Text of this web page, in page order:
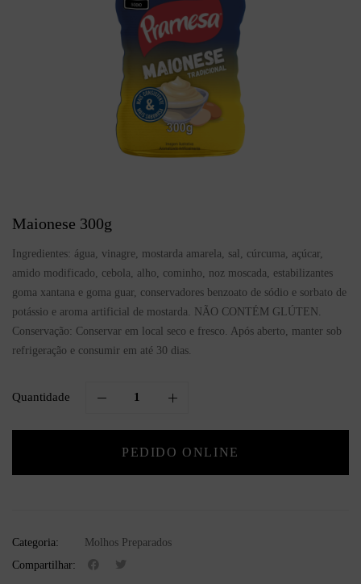
Maionese 300g
Ingredientes: água, vinagre, mostarda amarela, sal, cúrcuma, açúcar,
amido modificado, cebola, alho, cominho, noz moscada, estabilizantes
goma xantana e goma guar, conservadores benzoato de sódio e sorbato de
potássio e aroma artificial de mostarda. NÃO CONTÉM GLÚTEN.
Conservação: Conservar em local seco e fresco. Após aberto, manter sob
refrigeração e consumir em até 30 dias.
Quantidade
PEDIDO ONLINE
Categoria:
Molhos Preparados
Compartilhar: